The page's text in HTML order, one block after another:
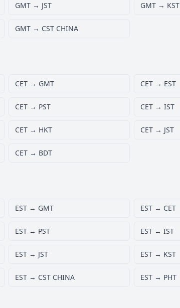
GMT → JST GMT → KST
GMT → CST CHINA
CET → GMT CET → EST
CET → PST CET → IST
CET → HKT CET → JST
CET → BDT
EST → GMT EST → CET
EST → PST EST → IST
EST → JST EST → KST
EST → CST CHINA EST → PHT